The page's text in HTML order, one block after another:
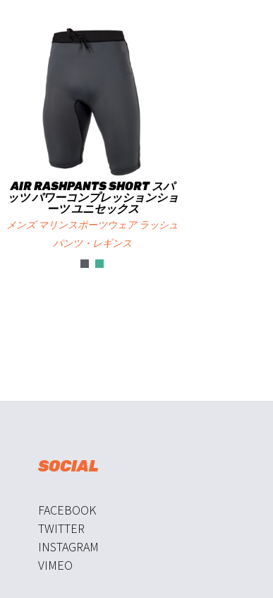
AIR RASHPANTS SHORT スパ
ッツ パワーコンプレッションショ
ーツ ユニセックス
メンズ マリンスポーツウェア ラッシュ
パンツ・レギンス
SOCIAL
FACEBOOK
TWITTER
INSTAGRAM
VIMEO